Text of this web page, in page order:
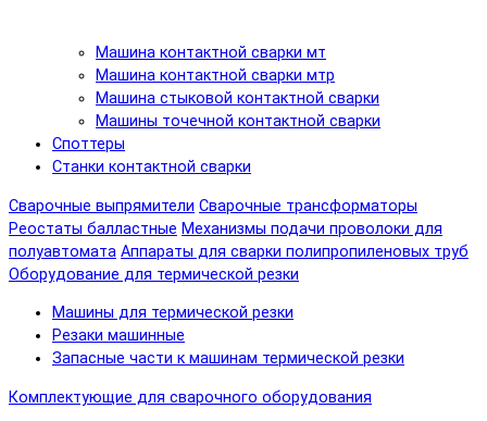
Машина контактной сварки мт
Машина контактной сварки мтр
Машина стыковой контактной сварки
Машины точечной контактной сварки
Споттеры
Станки контактной сварки
Сварочные выпрямители Сварочные трансформаторы
Реостаты балластные Механизмы подачи проволоки для
полуавтомата Аппараты для сварки полипропиленовых труб
Оборудование для термической резки
Машины для термической резки
Резаки машинные
Запасные части к машинам термической резки
Комплектующие для сварочного оборудования